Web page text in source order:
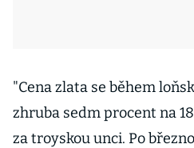
"Cena zlata se během
zhruba sedm procent na
za troyskou unci. Po